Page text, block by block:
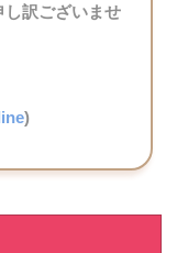
し訳ございませ
)